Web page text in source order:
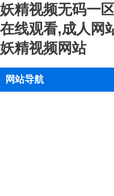
妖精视频无码一
在线观看,成人网
妖精视频网站
网站导航